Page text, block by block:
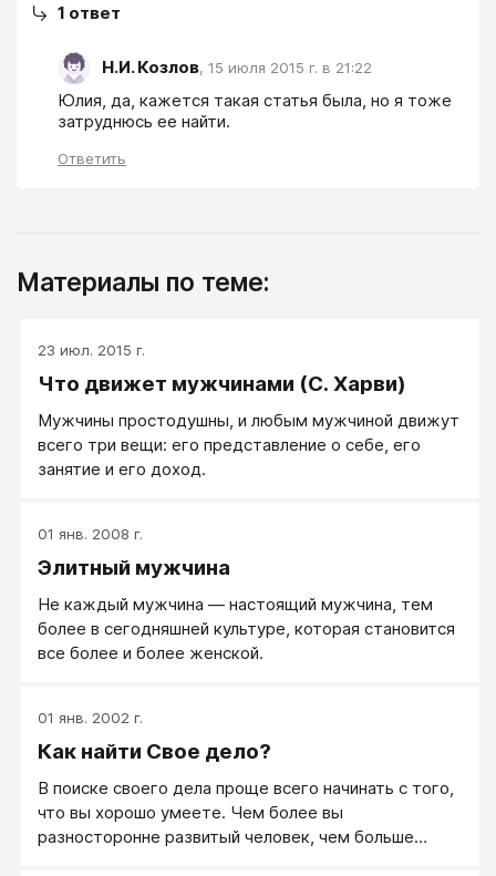
1 ответ
Н.И. Козлов, 15 июля 2015 г. в 21:22
Юлия, да, кажется такая статья была, но я тоже
затруднюсь ее найти.
Ответить
Материалы по теме:
23 июл. 2015 г.
Что движет мужчинами (С. Харви)
Мужчины простодушны, и любым мужчиной движут
всего три вещи: его представление о себе, его
занятие и его доход.
01 янв. 2008 г.
Элитный мужчина
Не каждый мужчина ― настоящий мужчина, тем
более в сегодняшней культуре, которая становится
все более и более женской.
01 янв. 2002 г.
Как найти Свое дело?
В поиске своего дела проще всего начинать с того,
что вы хорошо умеете. Чем более вы
разносторонне развитый человек, чем больше